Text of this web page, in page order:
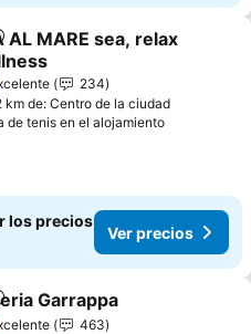
a favoritos
AL MARE sea, relax
234
km de: Centro de la ciudad
de tenis en el alojamiento
los precios
Ver precios
a favoritos
Garrappa
463